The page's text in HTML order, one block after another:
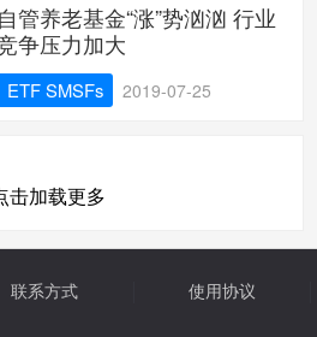
自管养老基金“涨”势汹汹 行业
争压力加大
ETF SMSFs 2019-07-25
击加载更多
联系方式 使用协议